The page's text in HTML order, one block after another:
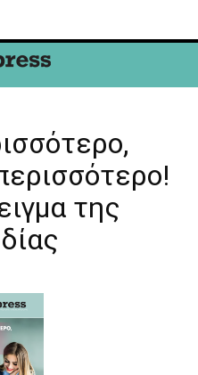
της